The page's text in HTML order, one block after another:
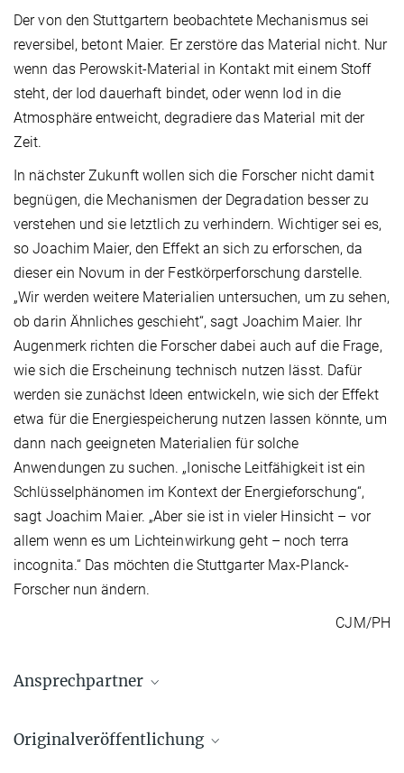
Der von den Stuttgartern beobachtete Mechanismus sei
reversibel, betont Maier. Er zerstöre das Material nicht. Nur
wenn das Perowskit-Material in Kontakt mit einem Stoff
steht, der Iod dauerhaft bindet, oder wenn Iod in die
Atmosphäre entweicht, degradiere das Material mit der
Zeit.
In nächster Zukunft wollen sich die Forscher nicht damit
begnügen, die Mechanismen der Degradation besser zu
verstehen und sie letztlich zu verhindern. Wichtiger sei es,
so Joachim Maier, den Effekt an sich zu erforschen, da
dieser ein Novum in der Festkörperforschung darstelle.
„Wir werden weitere Materialien untersuchen, um zu sehen,
ob darin Ähnliches geschieht“, sagt Joachim Maier. Ihr
Augenmerk richten die Forscher dabei auch auf die Frage,
wie sich die Erscheinung technisch nutzen lässt. Dafür
werden sie zunächst Ideen entwickeln, wie sich der Effekt
etwa für die Energiespeicherung nutzen lassen könnte, um
dann nach geeigneten Materialien für solche
Anwendungen zu suchen. „Ionische Leitfähigkeit ist ein
Schlüsselphänomen im Kontext der Energieforschung“,
sagt Joachim Maier. „Aber sie ist in vieler Hinsicht – vor
allem wenn es um Lichteinwirkung geht – noch terra
incognita.“ Das möchten die Stuttgarter Max-Planck-
Forscher nun ändern.
CJM/PH
Ansprechpartner
Max-Planck-Institut für Festkörperforschung, Stuttgart
Originalveröffentlichung